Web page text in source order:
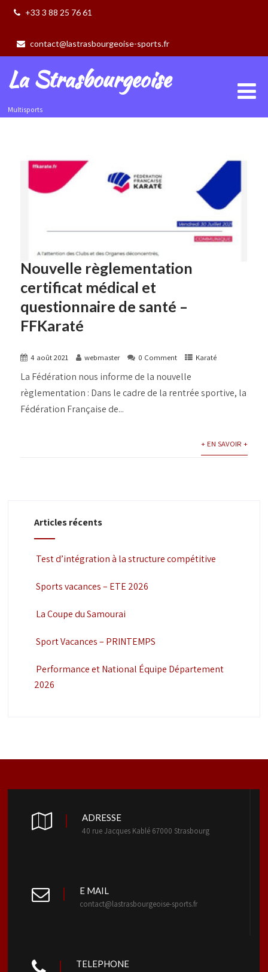
+33 3 88 25 76 61
contact@lastrasbourgeoise-sports.fr
La Strasbourgeoise
Multisports
Nouvelle règlementation
certificat médical et
questionnaire de santé –
FFKaraté
4 août 2021 webmaster 0 Comment Karaté
La Fédération nous informe de la nouvelle
règlementation : Dans le cadre de la rentrée sportive, la
Fédération Française de...
+ EN SAVOIR +
Articles récents
Test d’intégration à la structure compétitive
Sports vacances – ETE 2026
La Coupe du Samourai
Sport Vacances – PRINTEMPS
Performance et National Équipe Département
2026
ADRESSE
40 rue Jacques Kablé 67000 Strasbourg
E MAIL
contact@lastrasbourgeoise-sports.fr
TELEPHONE